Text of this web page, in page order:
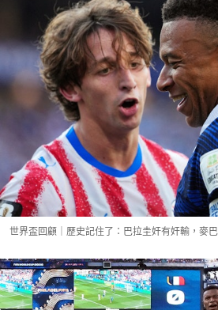
世界盃回顧｜歷史記住了：巴拉圭奸有奸輸，麥巴